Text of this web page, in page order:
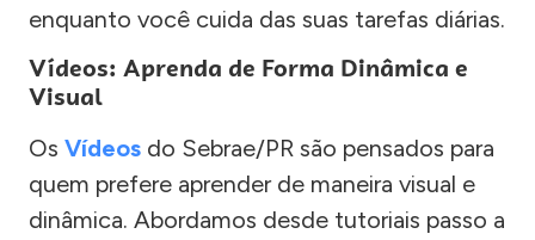
enquanto você cuida das suas tarefas diárias.
Vídeos: Aprenda de Forma Dinâmica e
Visual
Os Vídeos do Sebrae/PR são pensados para
quem prefere aprender de maneira visual e
dinâmica. Abordamos desde tutoriais passo a